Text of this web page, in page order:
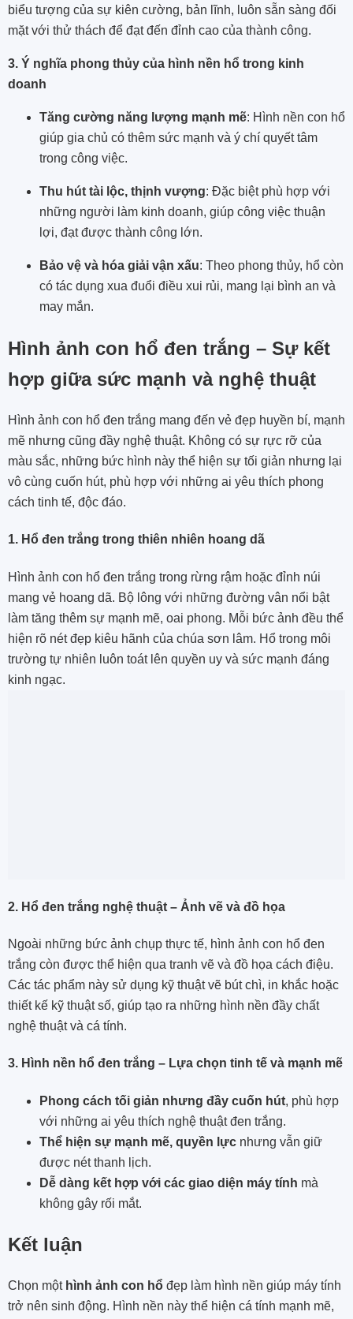
biểu tượng của sự kiên cường, bản lĩnh, luôn sẵn sàng đối
mặt với thử thách để đạt đến đỉnh cao của thành công.
3. Ý nghĩa phong thủy của hình nền hổ trong kinh
doanh
Tăng cường năng lượng mạnh mẽ: Hình nền con hổ
giúp gia chủ có thêm sức mạnh và ý chí quyết tâm
trong công việc.
Thu hút tài lộc, thịnh vượng: Đặc biệt phù hợp với
những người làm kinh doanh, giúp công việc thuận
lợi, đạt được thành công lớn.
Bảo vệ và hóa giải vận xấu: Theo phong thủy, hổ còn
có tác dụng xua đuổi điều xui rủi, mang lại bình an và
may mắn.
Hình ảnh con hổ đen trắng – Sự kết
hợp giữa sức mạnh và nghệ thuật
Hình ảnh con hổ đen trắng mang đến vẻ đẹp huyền bí, mạnh
mẽ nhưng cũng đầy nghệ thuật. Không có sự rực rỡ của
màu sắc, những bức hình này thể hiện sự tối giản nhưng lại
vô cùng cuốn hút, phù hợp với những ai yêu thích phong
cách tinh tế, độc đáo.
1. Hổ đen trắng trong thiên nhiên hoang dã
Hình ảnh con hổ đen trắng trong rừng rậm hoặc đỉnh núi
mang vẻ hoang dã. Bộ lông với những đường vân nổi bật
làm tăng thêm sự mạnh mẽ, oai phong. Mỗi bức ảnh đều thể
hiện rõ nét đẹp kiêu hãnh của chúa sơn lâm. Hổ trong môi
trường tự nhiên luôn toát lên quyền uy và sức mạnh đáng
kinh ngạc.
2. Hổ đen trắng nghệ thuật – Ảnh vẽ và đồ họa
Ngoài những bức ảnh chụp thực tế, hình ảnh con hổ đen
trắng còn được thể hiện qua tranh vẽ và đồ họa cách điệu.
Các tác phẩm này sử dụng kỹ thuật vẽ bút chì, in khắc hoặc
thiết kế kỹ thuật số, giúp tạo ra những hình nền đầy chất
nghệ thuật và cá tính.
3. Hình nền hổ đen trắng – Lựa chọn tinh tế và mạnh mẽ
Phong cách tối giản nhưng đầy cuốn hút, phù hợp
với những ai yêu thích nghệ thuật đen trắng.
Thể hiện sự mạnh mẽ, quyền lực nhưng vẫn giữ
được nét thanh lịch.
Dễ dàng kết hợp với các giao diện máy tính mà
không gây rối mắt.
Kết luận
Chọn một hình ảnh con hổ đẹp làm hình nền giúp máy tính
trở nên sinh động. Hình nền này thể hiện cá tính mạnh mẽ,